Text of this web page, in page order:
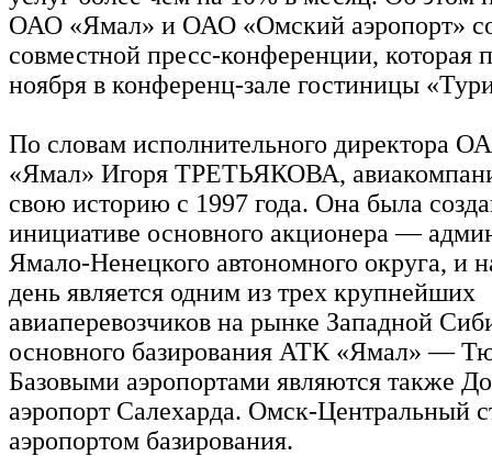
ОАО «Ямал» и ОАО «Омский аэропорт»
совместной пресс-конференции, которая
ноября в конференц-зале гостиницы
По словам исполнительного директора
«Ямал» Игоря ТРЕТЬЯКОВА,
свою историю с 1997 года. Она была
инициативе основного акционера —
Ямало-Ненецкого автономного округа, и
день является одним из трех крупнейших
авиаперевозчиков на рынке Западной
основного базирования АТК «Ямал» —
Базовыми аэропортами являются также
аэропорт Салехарда. Омск-Центральный
аэропортом базирования.